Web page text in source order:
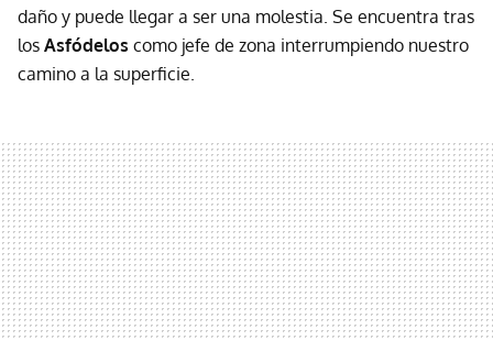
daño y puede llegar a ser una molestia. Se encuentra tras
los Asfódelos como jefe de zona interrumpiendo nuestro
camino a la superficie.